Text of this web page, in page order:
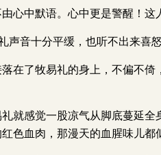
心中默语。心中更是警醒！这
声音十分平缓，也听不出来喜
在了牧易礼的身上，不偏不
就感觉一股凉气从脚底蔓延
色血肉，那漫天的血腥味儿